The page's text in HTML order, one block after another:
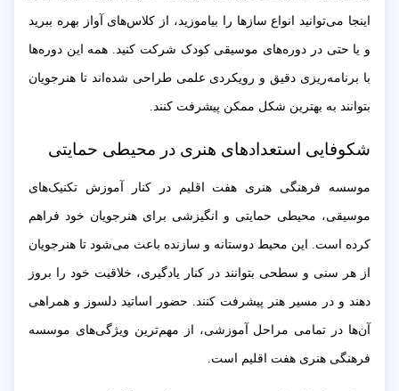
اینجا می‌توانید انواع سازها را بیاموزید، از کلاس‌های آواز بهره ببرید
و یا حتی در دوره‌های موسیقی کودک شرکت کنید. همه این دوره‌ها
با برنامه‌ریزی دقیق و رویکردی علمی طراحی شده‌اند تا هنرجویان
بتوانند به بهترین شکل ممکن پیشرفت کنند.
شکوفایی استعدادهای هنری در محیطی حمایتی
موسسه فرهنگی هنری هفت اقلیم در کنار آموزش تکنیک‌های
موسیقی، محیطی حمایتی و انگیزشی برای هنرجویان خود فراهم
کرده است. این محیط دوستانه و سازنده باعث می‌شود تا هنرجویان
از هر سنی و سطحی بتوانند در کنار یادگیری، خلاقیت خود را بروز
دهند و در مسیر هنر پیشرفت کنند. حضور اساتید دلسوز و همراهی
آن‌ها در تمامی مراحل آموزشی، از مهم‌ترین ویژگی‌های موسسه
فرهنگی هنری هفت اقلیم است.